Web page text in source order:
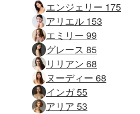
エンジェリー 175
アリエル 153
エミリー 99
グレース 85
リリアン 68
ヌーディー 68
インガ 55
アリア 53